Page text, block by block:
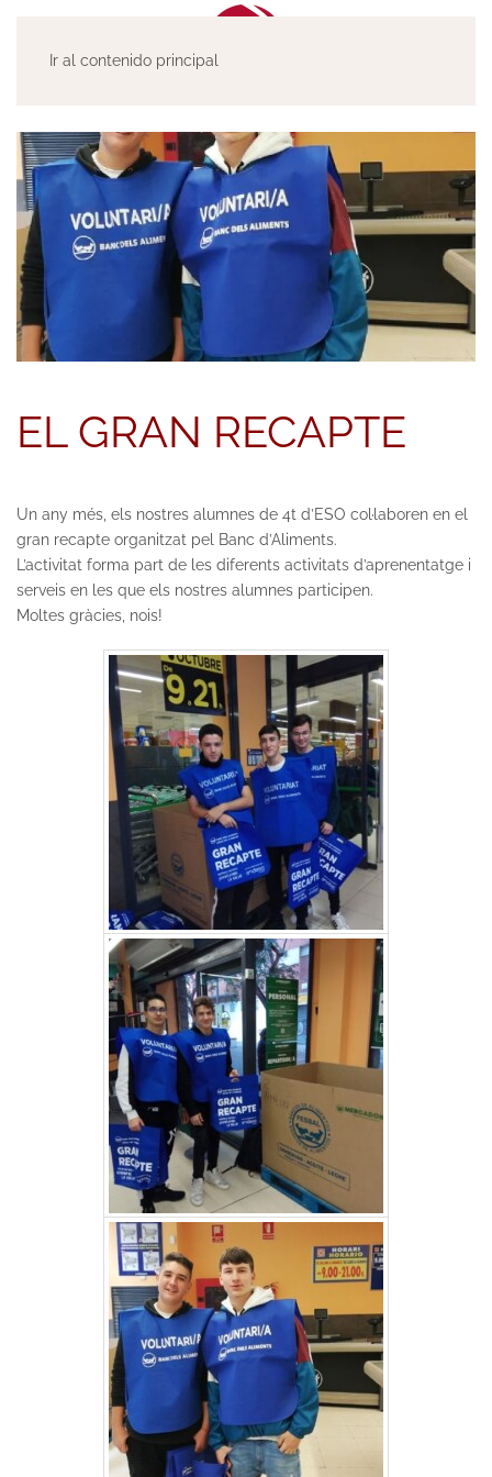
Ir al contenido principal
EL GRAN RECAPTE
Un any més, els nostres alumnes de 4t d’ESO col·laboren en el
gran recapte organitzat pel Banc d’Aliments.
L’activitat forma part de les diferents activitats d’aprenentatge i
serveis en les que els nostres alumnes participen.
Moltes gràcies, nois!